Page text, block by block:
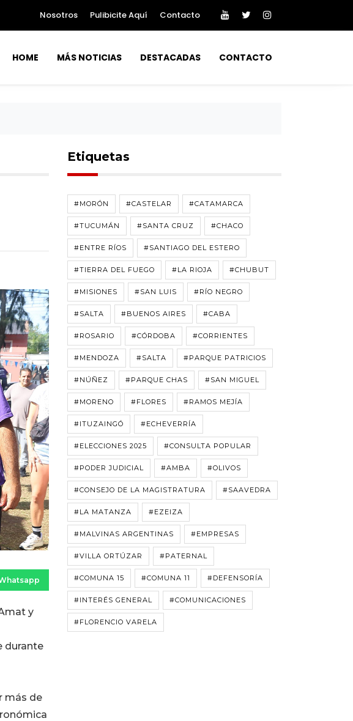
Nosotros Pulibicite Aquí Contacto
HOME MÁS NOTICIAS DESTACADAS CONTACTO
y
durante
más de
Etiquetas
#MORÓN #CASTELAR #CATAMARCA
#TUCUMÁN #SANTA CRUZ #CHACO
#ENTRE RÍOS #SANTIAGO DEL ESTERO
#TIERRA DEL FUEGO #LA RIOJA #CHUBUT
#MISIONES #SAN LUIS #RÍO NEGRO
#SALTA #BUENOS AIRES #CABA
#ROSARIO #CÓRDOBA #CORRIENTES
#MENDOZA #SALTA #PARQUE PATRICIOS
#NÚÑEZ #PARQUE CHAS #SAN MIGUEL
#MORENO #FLORES #RAMOS MEJÍA
#ITUZAINGÓ #ECHEVERRÍA
#ELECCIONES 2025 #CONSULTA POPULAR
#PODER JUDICIAL #AMBA #OLIVOS
#CONSEJO DE LA MAGISTRATURA #SAAVEDRA
#LA MATANZA #EZEIZA
#MALVINAS ARGENTINAS #EMPRESAS
#VILLA ORTÚZAR #PATERNAL
#COMUNA 15 #COMUNA 11 #DEFENSORÍA
#INTERÉS GENERAL #COMUNICACIONES
#FLORENCIO VARELA